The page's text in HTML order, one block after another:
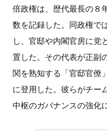
倍政権は、歴代最長の８
数を記録した。同政権で
し、官邸や内閣官房に党
置した。その代表が正副
関を熟知する「官邸官僚
に登用した。彼らがチー
中枢のガバナンスの強化